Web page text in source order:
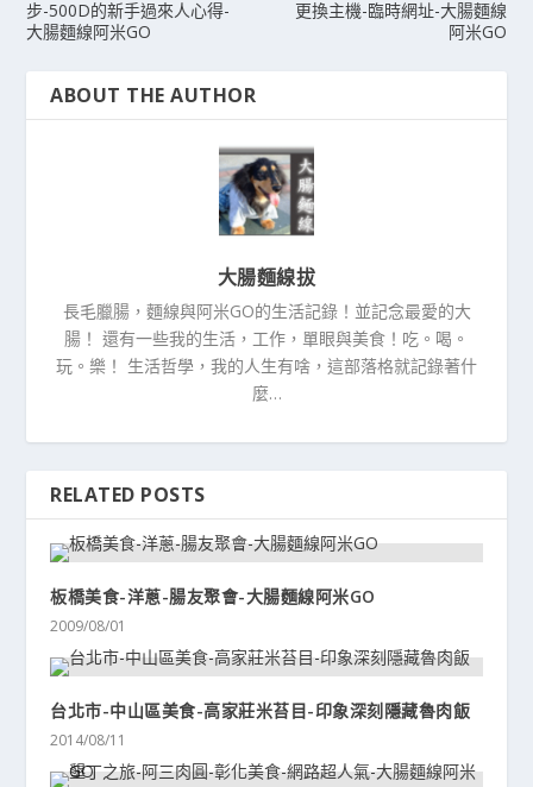
步-500D的新手過來人心得-
大腸麵線阿米GO
更換主機-臨時網址-大腸麵線
阿米GO
ABOUT THE AUTHOR
大腸麵線拔
長毛臘腸，麵線與阿米GO的生活記錄！並記念最愛的大
腸！ 還有一些我的生活，工作，單眼與美食！吃。喝。
玩。樂！ 生活哲學，我的人生有啥，這部落格就記錄著什
麼…
RELATED POSTS
板橋美食-洋蔥-腸友聚會-大腸麵線阿米GO
2009/08/01
台北市-中山區美食-高家莊米苔目-印象深刻隱藏魯肉飯
2014/08/11